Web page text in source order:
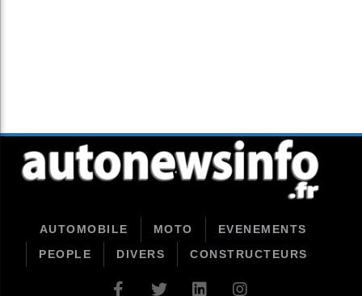
AUTOMOBILE MOTO
EVENEMENTS
PEOPLE
DIVERS CONSTRUCTEURS